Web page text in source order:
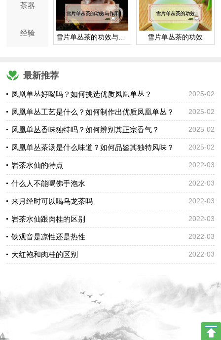
茶器
经验 雪片单丛茶的功效与作用 雪片单丛茶的功效
最新推荐
凤凰单丛好喝吗？如何挑选优质凤凰单丛？ 2025-02
凤凰单丛工艺是什么？如何制作出优质凤凰单丛？ 2025-02
凤凰单丛香味独特吗？如何辨别其正宗香气？ 2025-02
凤凰单丛茶汤是什么味道？如何品鉴其独特风味？ 2025-02
岩茶水仙的特点 2022-03
什么人不能喝佛手泡水 2022-03
来月经时可以喝乌龙茶吗 2022-03
岩茶水仙跟肉桂的区别 2022-03
铁观音是凉性还是热性 2022-03
大红袍和肉桂的区别 2022-03